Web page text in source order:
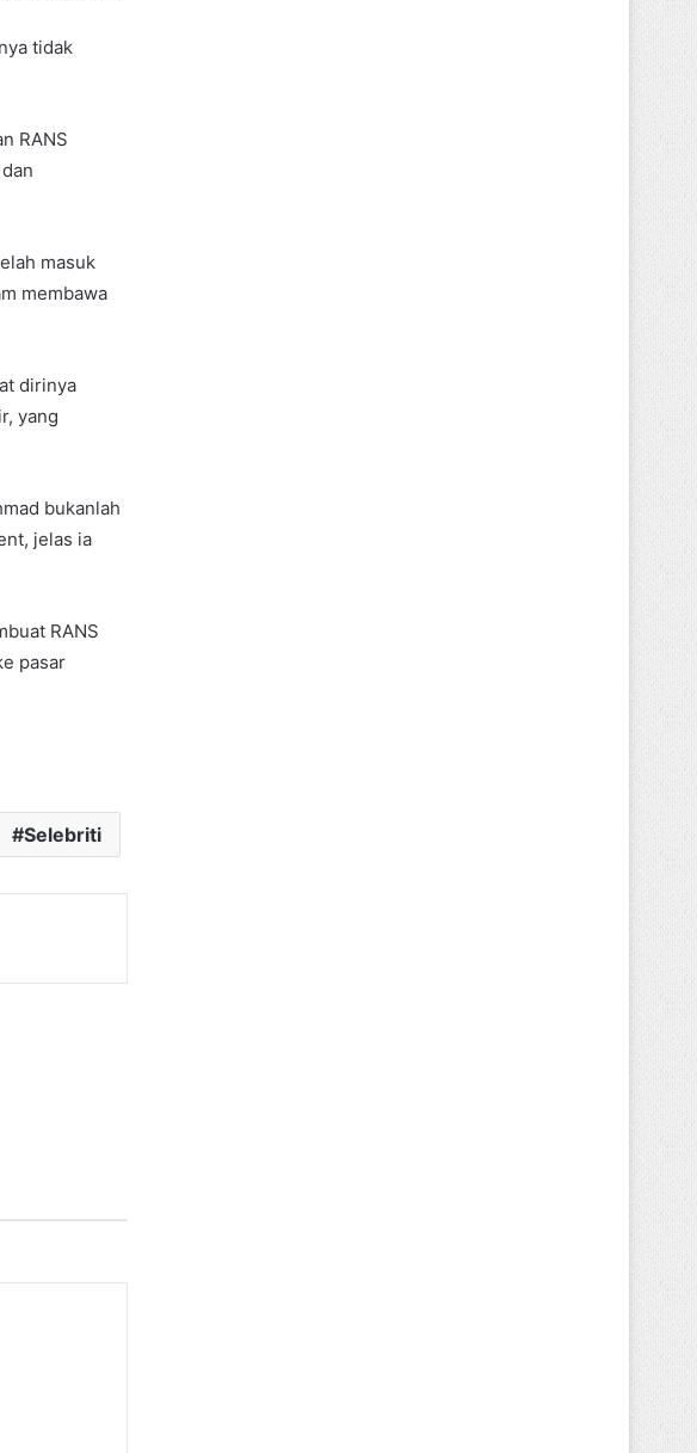
tidak
RANS
masuk
membawa
dirinya
yang
bukanlah
jelas ia
RANS
pasar
Selebriti